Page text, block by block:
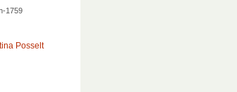
1759
Posselt